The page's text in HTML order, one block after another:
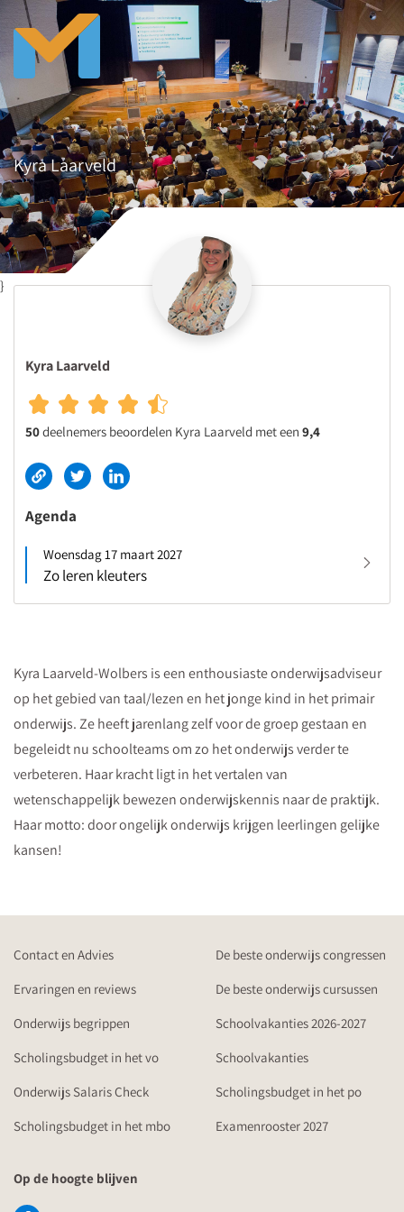
Kyra Laarveld
}
Kyra Laarveld
50deelnemers beoordelen Kyra Laarveld met een 9,4
Agenda
Woensdag 17 maart 2027
Zo leren kleuters
Kyra Laarveld-Wolbers is een enthousiaste onderwijsadviseur
op het gebied van taal/lezen en het jonge kind in het primair
onderwijs. Ze heeft jarenlang zelf voor de groep gestaan en
begeleidt nu schoolteams om zo het onderwijs verder te
verbeteren. Haar kracht ligt in het vertalen van
wetenschappelijk bewezen onderwijskennis naar de praktijk.
Haar motto: door ongelijk onderwijs krijgen leerlingen gelijke
kansen!
Contact en Advies
De beste onderwijs congressen
Ervaringen en reviews
De beste onderwijs cursussen
Onderwijs begrippen
Schoolvakanties 2026-2027
Scholingsbudget in het vo
Schoolvakanties
Onderwijs Salaris Check
Scholingsbudget in het po
Scholingsbudget in het mbo
Examenrooster 2027
Op de hoogte blijven